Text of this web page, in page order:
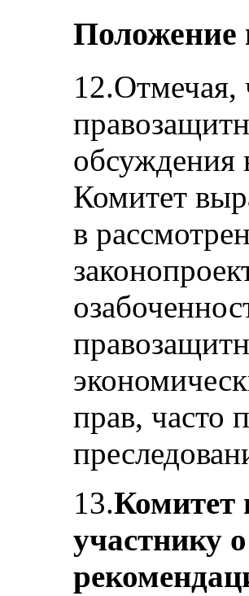
Положение
12.Отмечая,
обсуждения
Комитет
в
прав, часто
13.Комитет
участнику